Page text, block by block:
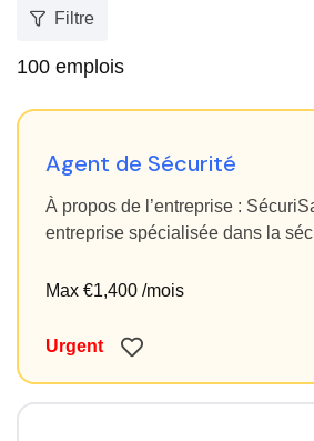
Filtre
100 emplois
Agent de Sécurité
À propos de l’entreprise :
entreprise spécialisée dans la
mettons l'accent sur la…
Max €1,400 /mois
Urgent